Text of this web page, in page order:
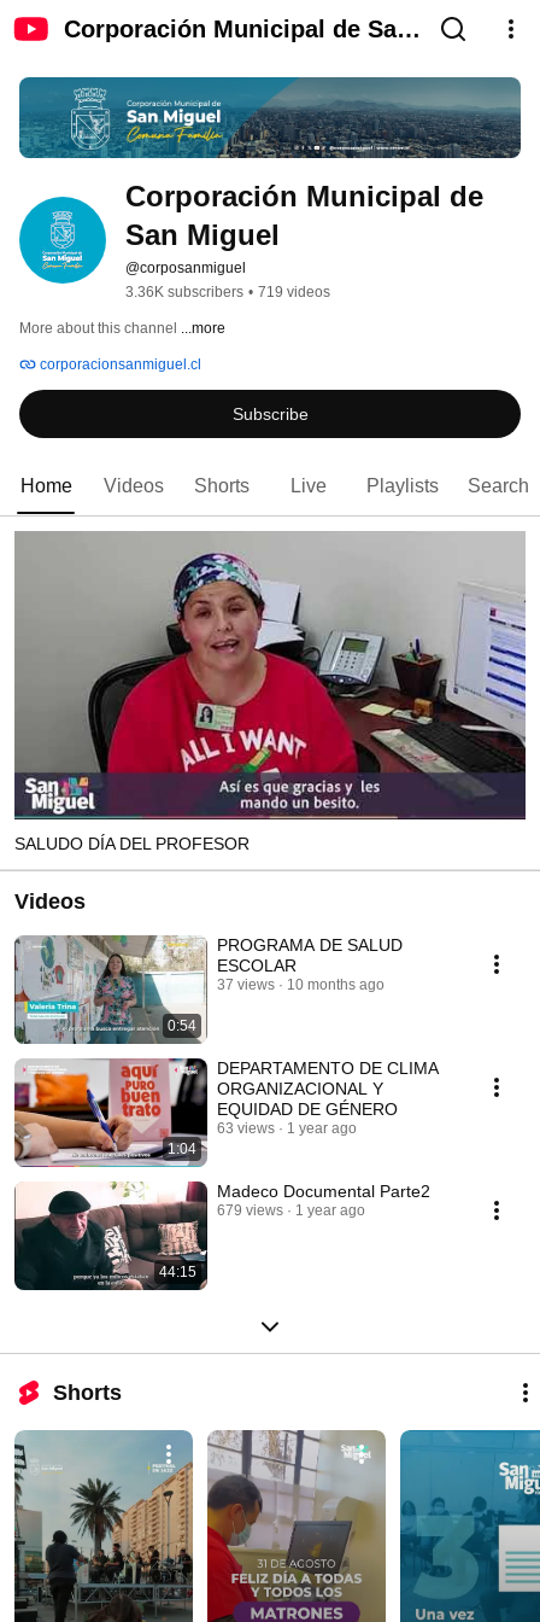
Corporación Municipal de San
Corporación Municipal de
San Miguel
@corposanmiguel
3.36K subscribers • 719 videos
More about this channel ...more
corporacionsanmiguel.cl
Subscribe
Home Videos Shorts Live Playlists Search
SALUDO DÍA DEL PROFESOR
Videos
0:54
PROGRAMA DE SALUD
ESCOLAR
37 views 10 months ago
1:04
DEPARTAMENTO DE CLIMA
ORGANIZACIONAL Y
EQUIDAD DE GÉNERO
63 views 1 year ago
44:15
Madeco Documental Parte2
679 views 1 year ago
Shorts